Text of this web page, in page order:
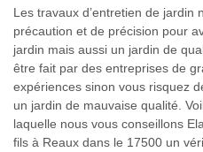
Les travaux d’entretien de jardin
précaution et de précision pour
jardin mais aussi un jardin de
être fait par des entreprises de
expériences sinon vous risquez
un jardin de mauvaise qualité.
laquelle nous vous conseillons
fils à Reaux dans le 17500 un